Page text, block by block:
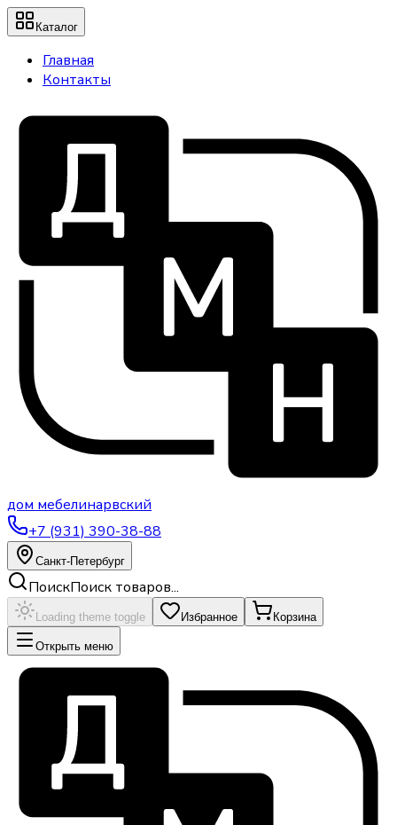
Каталог
Главная
Контакты
дом мебелинарвский
+7 (931) 390-38-88
Санкт-Петербург
ПоискПоиск товаров...
Loading theme toggle Избранное Корзина
Открыть меню